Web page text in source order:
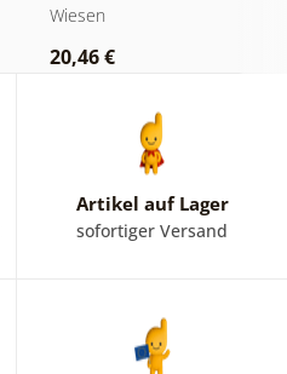
Wiesen
20,46 €
Artikel auf Lager
sofortiger Versand